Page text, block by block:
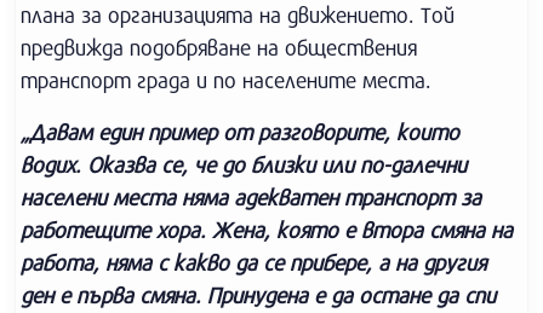
плана за организацията на движението. Той
предвижда подобряване на обществения
транспорт града и по населените места.
„Давам един пример от разговорите, които
водих. Оказва се, че до близки или по-далечни
населени места няма адекватен транспорт за
работещите хора. Жена, която е втора смяна на
работа, няма с какво да се прибере, а на другия
ден е първа смяна. Принудена е да остане да спи